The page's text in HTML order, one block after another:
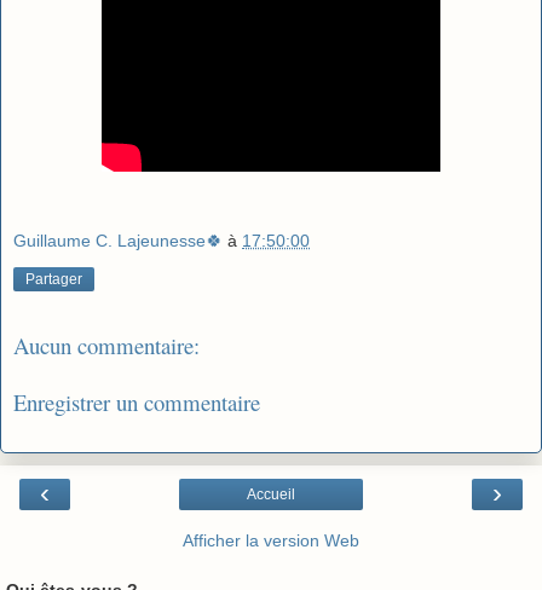
Guillaume C. Lajeunesse🍀 à 17:50:00
Partager
Aucun commentaire:
Enregistrer un commentaire
‹ ›
Accueil
Afficher la version Web